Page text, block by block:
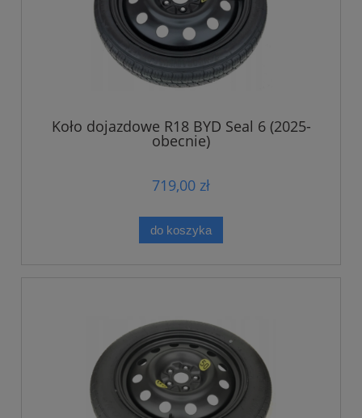
Koło dojazdowe R18 BYD Seal 6 (2025-
obecnie)
719,00 zł
do koszyka